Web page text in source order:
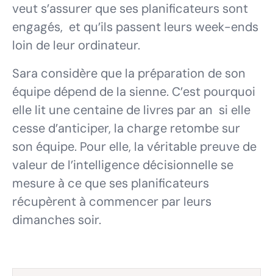
veut s’assurer que ses planificateurs sont
engagés, et qu’ils passent leurs week-ends
loin de leur ordinateur.
Sara considère que la préparation de son
équipe dépend de la sienne. C’est pourquoi
elle lit une centaine de livres par an si elle
cesse d’anticiper, la charge retombe sur
son équipe. Pour elle, la véritable preuve de
valeur de l’intelligence décisionnelle se
mesure à ce que ses planificateurs
récupèrent à commencer par leurs
dimanches soir.